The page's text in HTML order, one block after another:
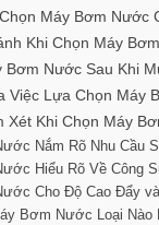
Máy Bơm Nước
Khi Chọn Máy
Bơm Nước Sau Khi
Việc Lựa Chọn Máy
Xét Khi Chọn Máy
Nắm Rõ Nhu Cầu
Hiểu Rõ Về Công
Cho Độ Cao Đẩy
Bơm Nước Loại Nào